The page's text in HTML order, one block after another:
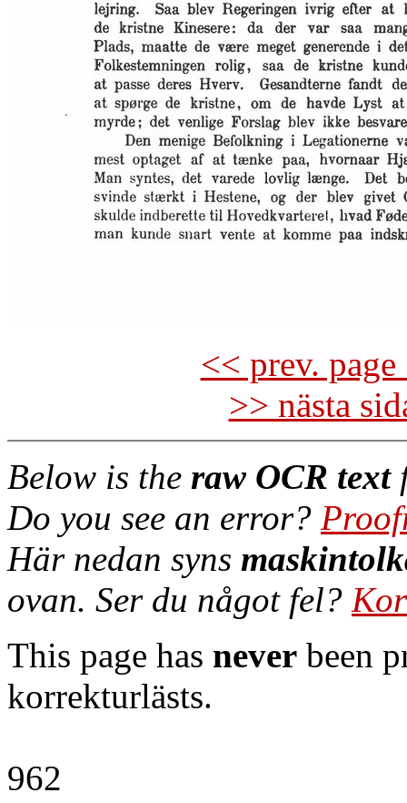
<< prev.
>> nästa
Below is the raw OCR text
Do you see an error?
Här nedan syns
ovan. Ser du något fel?
This page has never been
korrekturlästs.
962